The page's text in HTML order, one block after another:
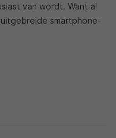
van wordt. Want al
smartphone-